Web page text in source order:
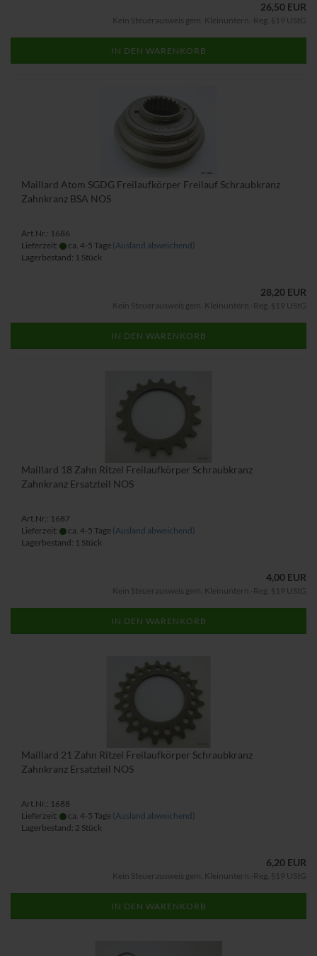
26,50 EUR
Kein Steuerausweis gem. Kleinuntern.-Reg. §19 UStG
IN DEN WARENKORB
Maillard Atom SGDG Freilaufkörper Freilauf Schraubkranz
Zahnkranz BSA NOS
Art.Nr.: 1686
Lieferzeit:
ca. 4-5 Tage (Ausland abweichend)
Lagerbestand: 1 Stück
28,20 EUR
Kein Steuerausweis gem. Kleinuntern.-Reg. §19 UStG
IN DEN WARENKORB
Maillard 18 Zahn Ritzel Freilaufkörper Schraubkranz
Zahnkranz Ersatzteil NOS
Art.Nr.: 1687
Lieferzeit:
ca. 4-5 Tage (Ausland abweichend)
Lagerbestand: 1 Stück
4,00 EUR
Kein Steuerausweis gem. Kleinuntern.-Reg. §19 UStG
IN DEN WARENKORB
Maillard 21 Zahn Ritzel Freilaufkörper Schraubkranz
Zahnkranz Ersatzteil NOS
Art.Nr.: 1688
Lieferzeit:
ca. 4-5 Tage (Ausland abweichend)
Lagerbestand: 2 Stück
6,20 EUR
Kein Steuerausweis gem. Kleinuntern.-Reg. §19 UStG
IN DEN WARENKORB